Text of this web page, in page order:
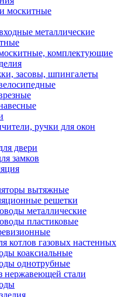
москитные
металлические
комплектующие
засовы, шпингалеты
ручки для окон
двери
замков
вытяжные
решетки
металлические
пластиковые
котлов газовых настенных
коаксиальные
однотрубные
нержавеющей стали